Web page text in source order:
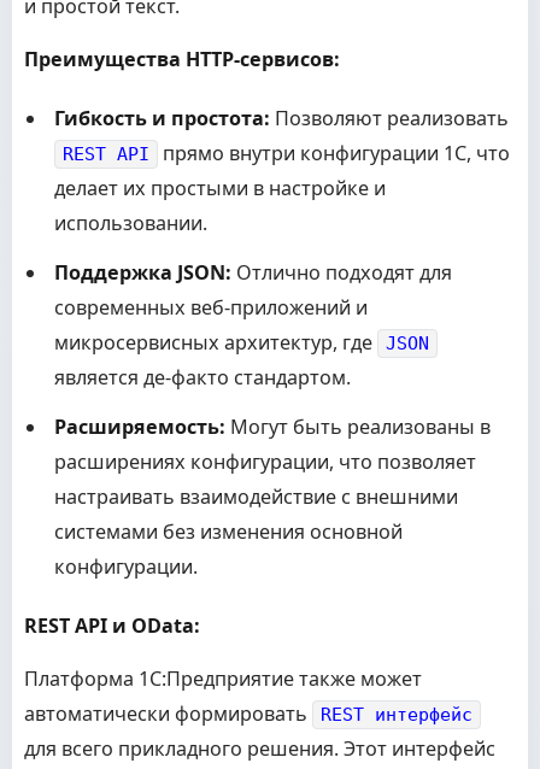
и простой текст.
Преимущества HTTP-сервисов:
Гибкость и простота: Позволяют реализовать
REST API
прямо внутри конфигурации 1С, что
делает их простыми в настройке и
использовании.
Поддержка JSON: Отлично подходят для
современных веб-приложений и
микросервисных архитектур, где
JSON
является де-факто стандартом.
Расширяемость: Могут быть реализованы в
расширениях конфигурации, что позволяет
настраивать взаимодействие с внешними
системами без изменения основной
конфигурации.
REST API и OData:
Платформа 1С:Предприятие также может
автоматически формировать
REST интерфейс
для всего прикладного решения. Этот интерфейс